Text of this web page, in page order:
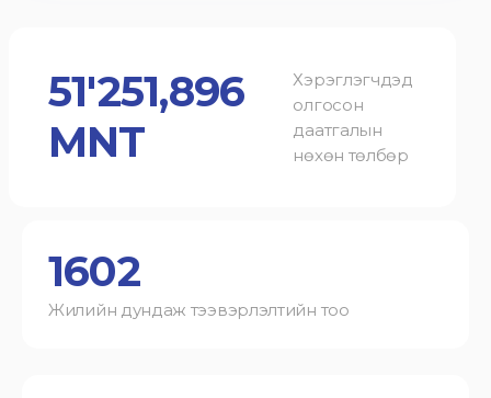
51'251,896
MNT
Хэрэглэгчдэд
олгосон
даатгалын
нөхөн төлбөр
1602
Жилийн дундаж тээвэрлэлтийн тоо